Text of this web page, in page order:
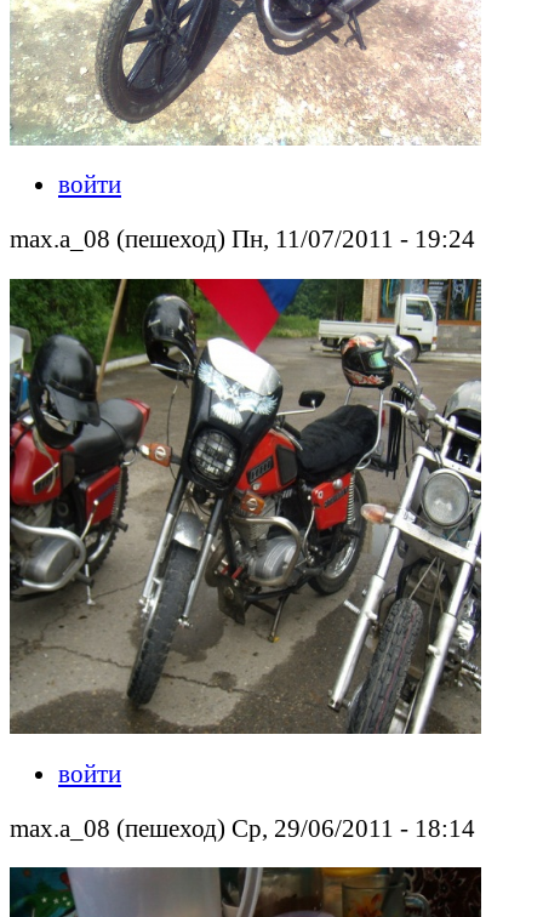
войти
max.a_08 (пешеход) Пн, 11/07/2011 - 19:24
войти
max.a_08 (пешеход) Ср, 29/06/2011 - 18:14